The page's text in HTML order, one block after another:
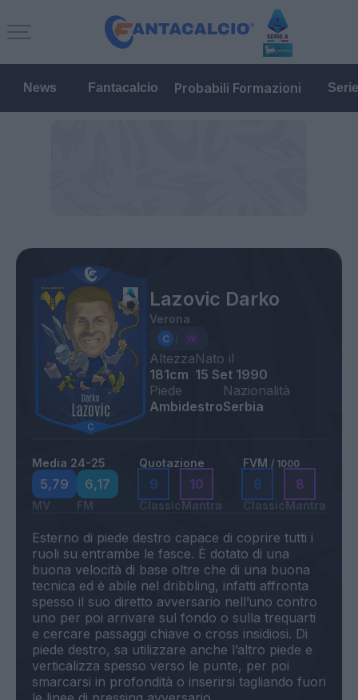
News Fantacalcio Probabili Formazioni
Lazovic Darko
Verona
Altezza
181cm
Nato il
15 Set 1990
Piede
Ambidestro
Nazionalità
Serbia
Media 24-25
5,79
MV
6,17
FM
Quotazione
9
Classic
10
Mantra
FVM / 1000
8
Classic
8
Mantra
Esterno di piede destro capace di coprire tutti i
ruoli su entrambe le fasce. È dotato di una
buona velocità di base oltre che di una buona
tecnica ed è abile nel dribbling, infatti affronta
spesso il suo diretto avversario nell’uno contro
uno per poi arrivare sul fondo o sulla trequarti
e cercare passaggi chiave o cross insidiosi. Di
piede destro, sa utilizzare anche l’altro piede e
verticalizza spesso verso le punte, per poi
smarcarsi in profondità o inserirsi tagliando fuori